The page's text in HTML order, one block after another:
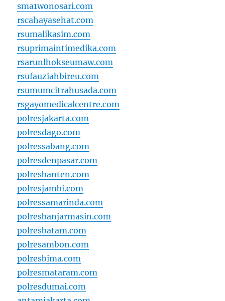
sma1wonosari.com
rscahayasehat.com
rsumalikasim.com
rsuprimaintimedika.com
rsarunlhokseumaw.com
rsufauziahbireu.com
rsumumcitrahusada.com
rsgayomedicalcentre.com
polresjakarta.com
polresdago.com
polressabang.com
polresdenpasar.com
polresbanten.com
polresjambi.com
polressamarinda.com
polresbanjarmasin.com
polresbatam.com
polresambon.com
polresbima.com
polresmataram.com
polresdumai.com